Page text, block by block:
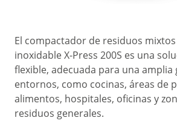
El compactador de residuos
inoxidable X-Press 200S es una
flexible, adecuada para una amplia
entornos, como cocinas, áreas de
alimentos, hospitales, oficinas y
residuos generales.